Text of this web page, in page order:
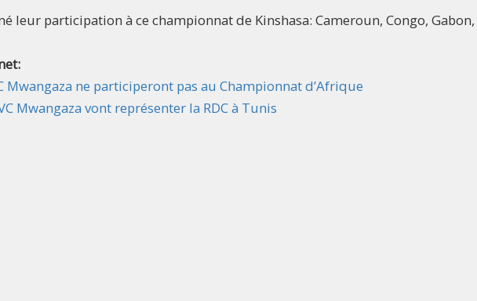
leur participation à ce championnat de Kinshasa: Cameroun, Congo, Gabon,
Mwangaza ne participeront pas au Championnat d’Afrique
Mwangaza vont représenter la RDC à Tunis